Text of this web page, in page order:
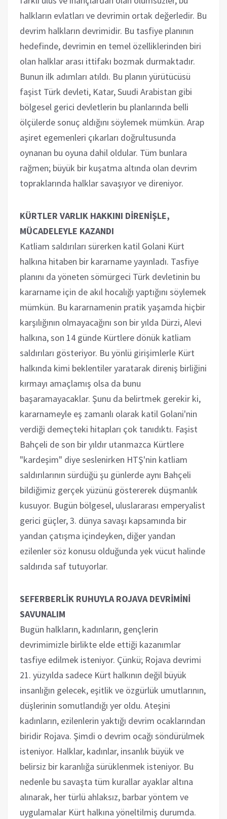
halkların evlatları ve devrimin ortak değerledir. Bu
devrim halkların devrimidir. Bu tasfiye planının
hedefinde, devrimin en temel özelliklerinden biri
olan halklar arası ittifakı bozmak durmaktadır.
Bunun ilk adımları atıldı. Bu planın yürütücüsü
faşist Türk devleti, Katar, Suudi Arabistan gibi
bölgesel gerici devletlerin bu planlarında belli
ölçülerde sonuç aldığını söylemek mümkün. Arap
aşiret egemenleri çıkarları doğrultusunda
oynanan bu oyuna dahil oldular. Tüm bunlara
rağmen; büyük bir kuşatma altında olan devrim
topraklarında halklar savaşıyor ve direniyor.
KÜRTLER VARLIK HAKKINI DİRENİŞLE,
MÜCADELEYLE KAZANDI
Katliam saldırıları sürerken katil Golani Kürt
halkına hitaben bir kararname yayınladı. Tasfiye
planını da yöneten sömürgeci Türk devletinin bu
kararname için de akıl hocalığı yaptığını söylemek
mümkün. Bu kararnamenin pratik yaşamda hiçbir
karşılığının olmayacağını son bir yılda Dürzi, Alevi
halkına, son 14 günde Kürtlere dönük katliam
saldırıları gösteriyor. Bu yönlü girişimlerle Kürt
halkında kimi beklentiler yaratarak direniş birliğini
kırmayı amaçlamış olsa da bunu
başaramayacaklar. Şunu da belirtmek gerekir ki,
kararnameyle eş zamanlı olarak katil Golani'nin
verdiği demeçteki hitapları çok tanıdıktı. Faşist
Bahçeli de son bir yıldır utanmazca Kürtlere
"kardeşim" diye seslenirken HTŞ'nin katliam
saldırılarının sürdüğü şu günlerde aynı Bahçeli
bildiğimiz gerçek yüzünü göstererek düşmanlık
kusuyor. Bugün bölgesel, uluslararası emperyalist
gerici güçler, 3. dünya savaşı kapsamında bir
yandan çatışma içindeyken, diğer yandan
ezilenler söz konusu olduğunda yek vücut halinde
saldırıda saf tutuyorlar.
SEFERBERLİK RUHUYLA ROJAVA DEVRİMİNİ
SAVUNALIM
Bugün halkların, kadınların, gençlerin
devrimimizle birlikte elde ettiği kazanımlar
tasfiye edilmek isteniyor. Çünkü; Rojava devrimi
21. yüzyılda sadece Kürt halkının değil büyük
insanlığın gelecek, eşitlik ve özgürlük umutlarının,
düşlerinin somutlandığı yer oldu. Ateşini
kadınların, ezilenlerin yaktığı devrim ocaklarından
biridir Rojava. Şimdi o devrim ocağı söndürülmek
isteniyor. Halklar, kadınlar, insanlık büyük ve
belirsiz bir karanlığa sürüklenmek isteniyor. Bu
nedenle bu savaşta tüm kurallar ayaklar altına
alınarak, her türlü ahlaksız, barbar yöntem ve
uygulamalar Kürt halkına yöneltilmiş durumda.